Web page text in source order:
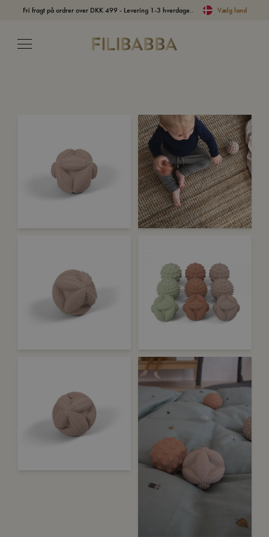
Fri fragt på ordrer over DKK 499 - Levering 1-3 hverdage.. Vælg land